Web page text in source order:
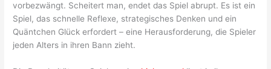
vorbezwängt. Scheitert man, endet das Spiel abrupt. Es ist ein
Spiel, das schnelle Reflexe, strategisches Denken und ein
Quäntchen Glück erfordert – eine Herausforderung, die Spieler
jeden Alters in ihren Bann zieht.